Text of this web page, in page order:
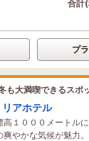
合計
プ
も大満喫できるスポ
アホテル
高１０００メートル
爽やかな気候が魅力